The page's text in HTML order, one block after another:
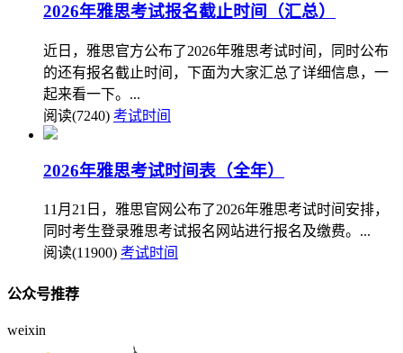
2026年雅思考试报名截止时间（汇总）
近日，雅思官方公布了2026年雅思考试时间，同时公布
的还有报名截止时间，下面为大家汇总了详细信息，一
起来看一下。...
阅读(7240) 考试时间
2026年雅思考试时间表（全年）
11月21日，雅思官网公布了2026年雅思考试时间安排，
同时考生登录雅思考试报名网站进行报名及缴费。...
阅读(11900) 考试时间
公众号推荐
weixin